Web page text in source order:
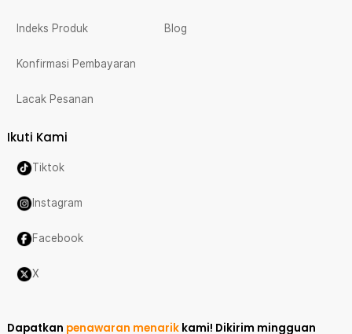
Indeks Produk
Konfirmasi Pembayaran
Lacak Pesanan
Blog
Ikuti Kami
Tiktok
Instagram
Facebook
X
Dapatkan penawaran menarik kami! Dikirim mingguan